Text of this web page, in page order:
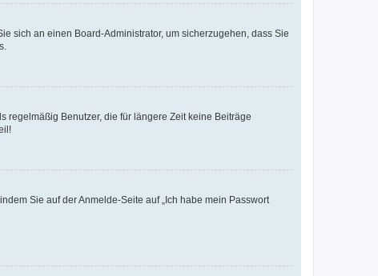
sich an einen Board-Administrator, um sicherzugehen, dass Sie
regelmäßig Benutzer, die für längere Zeit keine Beiträge
Sie auf der Anmelde-Seite auf „Ich habe mein Passwort